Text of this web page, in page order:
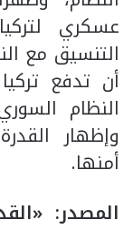
عسكري
التنسيق مع
أن تدفع
النظام
وإظهار
أمنها.
المصدر: